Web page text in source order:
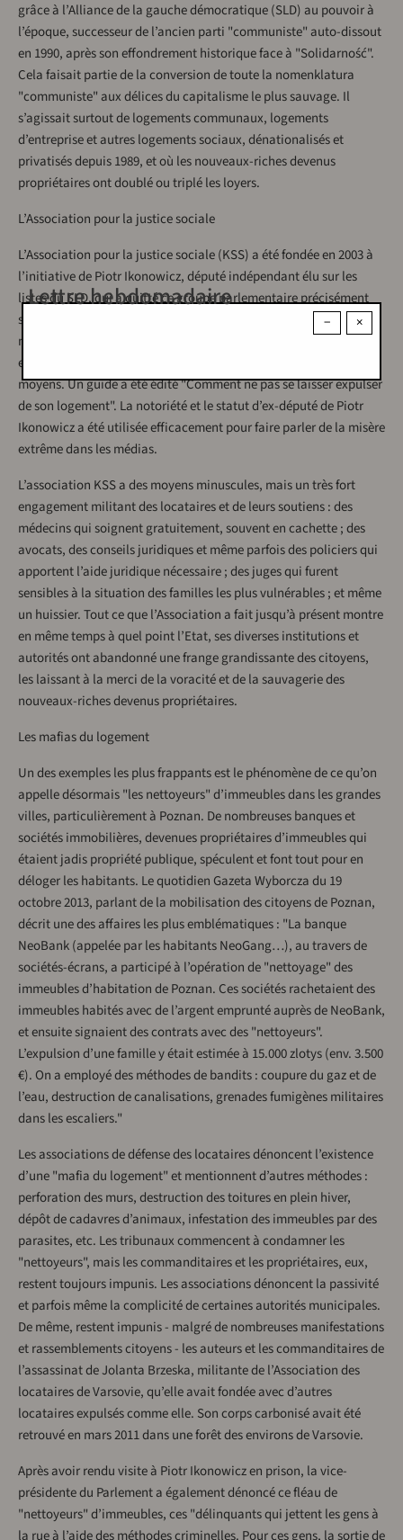
grâce à l’Alliance de la gauche démocratique (SLD) au pouvoir à
l’époque, successeur de l’ancien parti "communiste" auto-dissout
en 1990, après son effondrement historique face à "Solidarność".
Cela faisait partie de la conversion de toute la nomenklatura
"communiste" aux délices du capitalisme le plus sauvage. Il
s’agissait surtout de logements communaux, logements
d’entreprise et autres logements sociaux, dénationalisés et
privatisés depuis 1989, et où les nouveaux-riches devenus
propriétaires ont doublé ou triplé les loyers.
L’Association pour la justice sociale
L’Association pour la justice sociale (KSS) a été fondée en 2003 à
l’initiative de Piotr Ikonowicz, député indépendant élu sur les
listes du SLD, qui a quitté ce groupe parlementaire précisément
sur la question de la défense des locataires expulsés. Depuis, ses
militants ont organisé environ 200 actions de blocage des
expulsions, et en ont empêché plusieurs centaines par d’autres
moyens. Un guide a été édité "Comment ne pas se laisser expulser
de son logement". La notoriété et le statut d’ex-député de Piotr
Ikonowicz a été utilisée efficacement pour faire parler de la misère
extrême dans les médias.
L’association KSS a des moyens minuscules, mais un très fort
engagement militant des locataires et de leurs soutiens : des
médecins qui soignent gratuitement, souvent en cachette ; des
avocats, des conseils juridiques et même parfois des policiers qui
apportent l’aide juridique nécessaire ; des juges qui furent
sensibles à la situation des familles les plus vulnérables ; et même
un huissier. Tout ce que l’Association a fait jusqu’à présent montre
en même temps à quel point l’Etat, ses diverses institutions et
autorités ont abandonné une frange grandissante des citoyens,
les laissant à la merci de la voracité et de la sauvagerie des
nouveaux-riches devenus propriétaires.
Les mafias du logement
Un des exemples les plus frappants est le phénomène de ce qu’on
appelle désormais "les nettoyeurs" d’immeubles dans les grandes
villes, particulièrement à Poznan. De nombreuses banques et
sociétés immobilières, devenues propriétaires d’immeubles qui
étaient jadis propriété publique, spéculent et font tout pour en
déloger les habitants. Le quotidien Gazeta Wyborcza du 19
octobre 2013, parlant de la mobilisation des citoyens de Poznan,
décrit une des affaires les plus emblématiques : "La banque
NeoBank (appelée par les habitants NeoGang…), au travers de
sociétés-écrans, a participé à l’opération de "nettoyage" des
immeubles d’habitation de Poznan. Ces sociétés rachetaient des
immeubles habités avec de l’argent emprunté auprès de NeoBank,
et ensuite signaient des contrats avec des "nettoyeurs".
L’expulsion d’une famille y était estimée à 15.000 zlotys (env. 3.500
€). On a employé des méthodes de bandits : coupure du gaz et de
l’eau, destruction de canalisations, grenades fumigènes militaires
dans les escaliers."
Les associations de défense des locataires dénoncent l’existence
d’une "mafia du logement" et mentionnent d’autres méthodes :
perforation des murs, destruction des toitures en plein hiver,
dépôt de cadavres d’animaux, infestation des immeubles par des
parasites, etc. Les tribunaux commencent à condamner les
"nettoyeurs", mais les commanditaires et les propriétaires, eux,
restent toujours impunis. Les associations dénoncent la passivité
et parfois même la complicité de certaines autorités municipales.
De même, restent impunis - malgré de nombreuses manifestations
et rassemblements citoyens - les auteurs et les commanditaires de
l’assassinat de Jolanta Brzeska, militante de l’Association des
locataires de Varsovie, qu’elle avait fondée avec d’autres
locataires expulsés comme elle. Son corps carbonisé avait été
retrouvé en mars 2011 dans une forêt des environs de Varsovie.
Après avoir rendu visite à Piotr Ikonowicz en prison, la vice-
présidente du Parlement a également dénoncé ce fléau de
"nettoyeurs" d’immeubles, ces "délinquants qui jettent les gens à
×
−
Lettre hebdomadaire